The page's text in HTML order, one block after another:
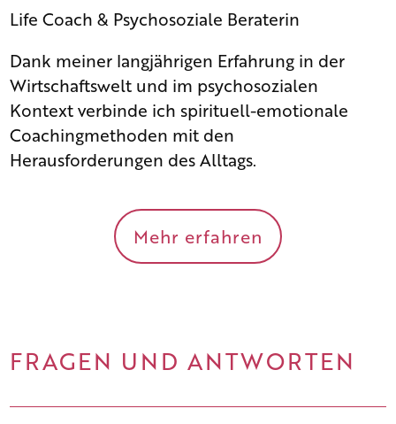
Life Coach & Psychosoziale Beraterin
Dank meiner langjährigen Erfahrung in der
Wirtschaftswelt und im psychosozialen
Kontext verbinde ich spirituell-emotionale
Coachingmethoden mit den
Herausforderungen des Alltags.
Mehr erfahren
FRAGEN UND ANTWORTEN